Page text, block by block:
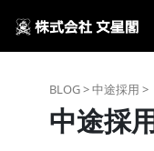
BLOG >中途採用 >
中途採